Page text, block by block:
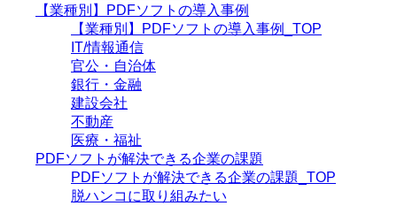
【業種別】PDFソフトの導入事例
【業種別】PDFソフトの導入事例_TOP
IT/情報通信
官公・自治体
銀行・金融
建設会社
不動産
医療・福祉
PDFソフトが解決できる企業の課題
PDFソフトが解決できる企業の課題_TOP
脱ハンコに取り組みたい